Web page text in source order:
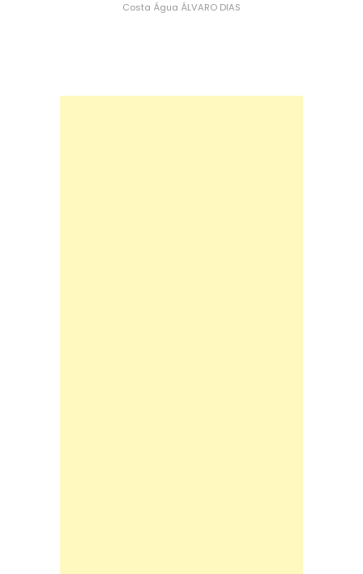
Costa Água ÁLVARO DIAS